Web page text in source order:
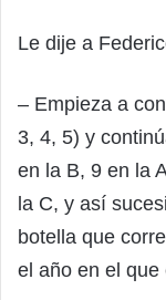
Le dije a
– Empieza a
3, 4, 5) y
en la B, 9 en la
la C, y así
botella que
el año en el que